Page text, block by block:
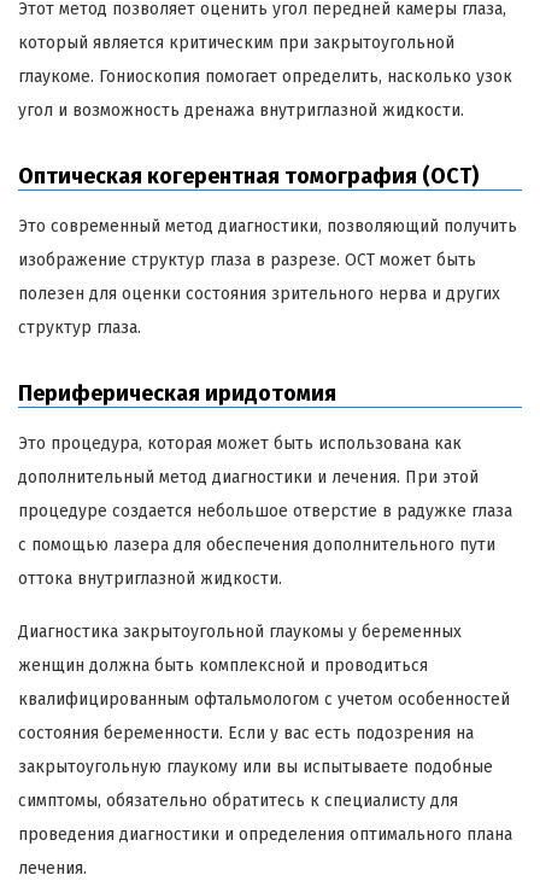
Этот метод позволяет оценить угол передней камеры глаза,
который является критическим при закрытоугольной
глаукоме. Гониоскопия помогает определить, насколько узок
угол и возможность дренажа внутриглазной жидкости.
Оптическая когерентная томография (OCT)
Это современный метод диагностики, позволяющий получить
изображение структур глаза в разрезе. OCT может быть
полезен для оценки состояния зрительного нерва и других
структур глаза.
Периферическая иридотомия
Это процедура, которая может быть использована как
дополнительный метод диагностики и лечения. При этой
процедуре создается небольшое отверстие в радужке глаза
с помощью лазера для обеспечения дополнительного пути
оттока внутриглазной жидкости.
Диагностика закрытоугольной глаукомы у беременных
женщин должна быть комплексной и проводиться
квалифицированным офтальмологом с учетом особенностей
состояния беременности. Если у вас есть подозрения на
закрытоугольную глаукому или вы испытываете подобные
симптомы, обязательно обратитесь к специалисту для
проведения диагностики и определения оптимального плана
лечения.